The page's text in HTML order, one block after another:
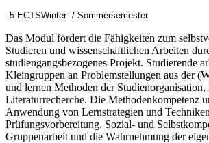
5 ECTSWinter- / Sommersemester
Das Modul fördert die Fähigkeiten zum
Studieren und wissenschaftlichen Arbeiten
studiengangsbezogenes Projekt. Studierende
Kleingruppen an Problemstellungen aus der
und lernen Methoden der Studienorganisation,
Literaturrecherche. Die Methodenkompetenz
Anwendung von Lernstrategien und
Prüfungsvorbereitung. Sozial- und
Gruppenarbeit und die Wahrnehmung der